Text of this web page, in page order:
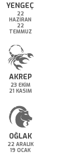
YENGEÇ
22
HAZİRAN
22
TEMMUZ
AKREP
23 EKİM
21 KASIM
OĞLAK
22 ARALIK
19 OCAK